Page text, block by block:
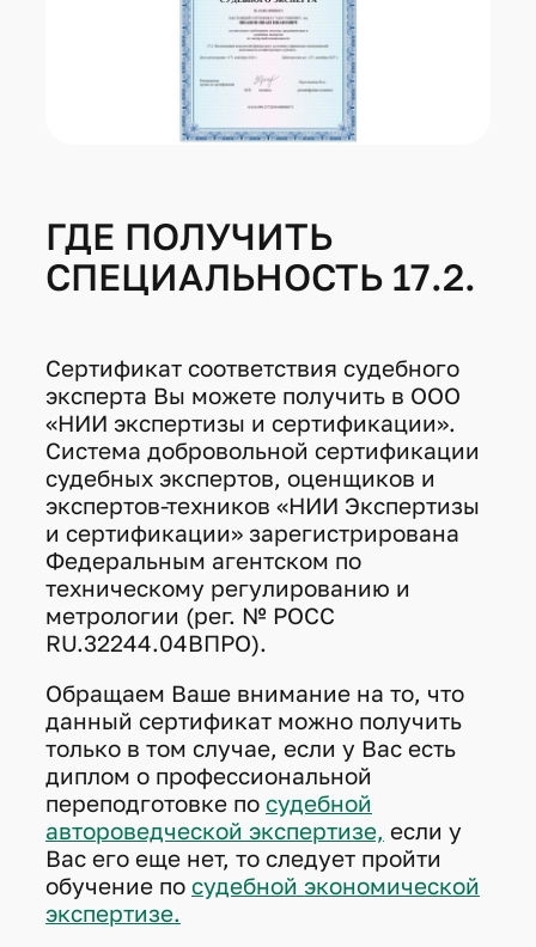
ГДЕ ПОЛУЧИТЬ
СПЕЦИАЛЬНОСТЬ 17.2.
Сертификат соответствия судебного
эксперта Вы можете получить в ООО
«НИИ экспертизы и сертификации».
Система добровольной сертификации
судебных экспертов, оценщиков и
экспертов-техников «НИИ Экспертизы
и сертификации» зарегистрирована
Федеральным агентском по
техническому регулированию и
метрологии (рег. № РОСС
RU.32244.04ВПРО).
Обращаем Ваше внимание на то, что
данный сертификат можно получить
только в том случае, если у Вас есть
диплом о профессиональной
переподготовке по судебной
автороведческой экспертизе, если у
Вас его еще нет, то следует пройти
обучение по судебной экономической
экспертизе.